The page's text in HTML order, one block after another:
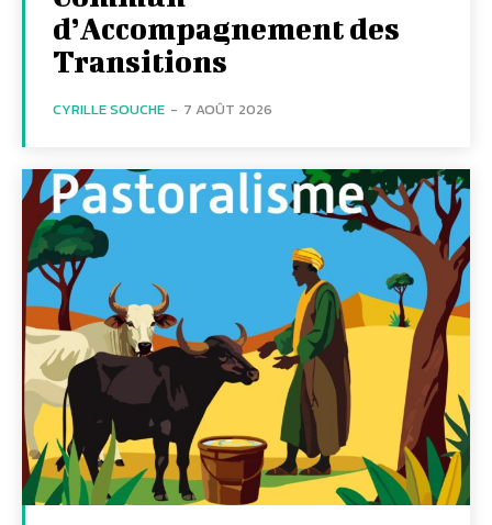
d’Accompagnement des
Transitions
CYRILLE SOUCHE - 7 AOÛT 2026